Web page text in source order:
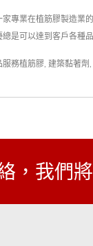
專業在植筋膠製造業
是可以達到客戶各種
服務植筋膠, 建築黏著劑 ,
，我們